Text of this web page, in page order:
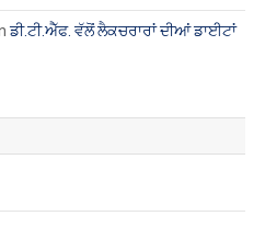
ਡੀ.ਟੀ.ਐੱਫ. ਵੱਲੋਂ ਲੈਕਚਰਾਰਾਂ ਦੀਆਂ ਡਾਈਟਾਂ